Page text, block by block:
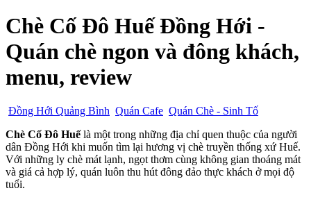
Chè Cố Đô Huế Đồng Hới -
Quán chè ngon và đông khách,
menu, review
Đồng Hới Quảng Bình Quán Cafe Quán Chè - Sinh Tố
Chè Cố Đô Huếlà một trong những địa chỉ quen thuộc của người
dân Đồng Hới khi muốn tìm lại hương vị chè truyền thống xứ Huế.
Với những ly chè mát lạnh, ngọt thơm cùng không gian thoáng mát
và giá cả hợp lý, quán luôn thu hút đông đảo thực khách ở mọi độ
tuổi.